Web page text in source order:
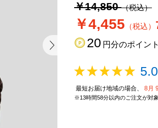
￥14,850（税込）
￥4,455 （税込）
20 円分のポイン
5.0
最短お届け地域の場合、 8月
※13時間58分以内のご注文が対象